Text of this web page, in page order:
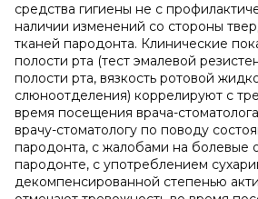
средства гигиены не с
наличии изменений со стороны
тканей пародонта. Клинические
полости рта (тест эмалевой
полости рта, вязкость ротовой
слюноотделения) коррелируют с
время посещения врача-
врачу-стоматологу по поводу
пародонта, с жалобами на болевые
пародонте, с употреблением
декомпенсированной степенью